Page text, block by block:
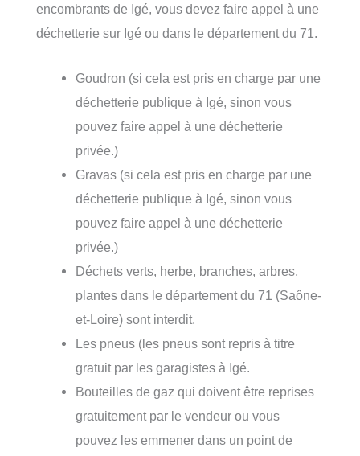
encombrants de Igé, vous devez faire appel à une
déchetterie sur Igé ou dans le département du 71.
Goudron (si cela est pris en charge par une
déchetterie publique à Igé, sinon vous
pouvez faire appel à une déchetterie
privée.)
Gravas (si cela est pris en charge par une
déchetterie publique à Igé, sinon vous
pouvez faire appel à une déchetterie
privée.)
Déchets verts, herbe, branches, arbres,
plantes dans le département du 71 (Saône-
et-Loire) sont interdit.
Les pneus (les pneus sont repris à titre
gratuit par les garagistes à Igé.
Bouteilles de gaz qui doivent être reprises
gratuitement par le vendeur ou vous
pouvez les emmener dans un point de